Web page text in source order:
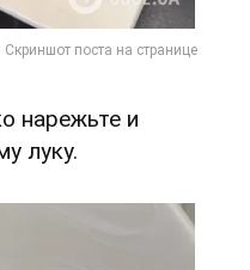
нарежьте и
луку.